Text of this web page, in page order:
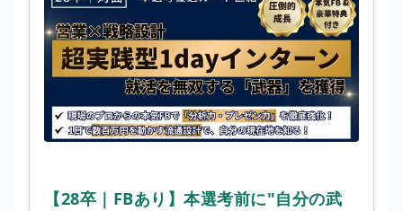
【28卒｜FBあり】本選考前に"自分の武